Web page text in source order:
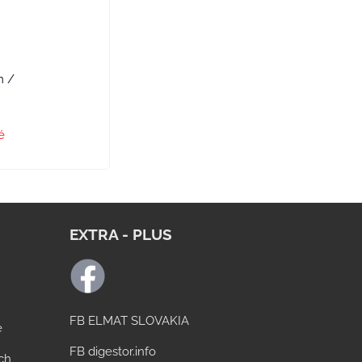
/
EXTRA - PLUS
FB ELMAT SLOVAKIA
FB digestor.info